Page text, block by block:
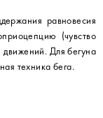
равновесия
(чувство
Для бегуна
техника бега.